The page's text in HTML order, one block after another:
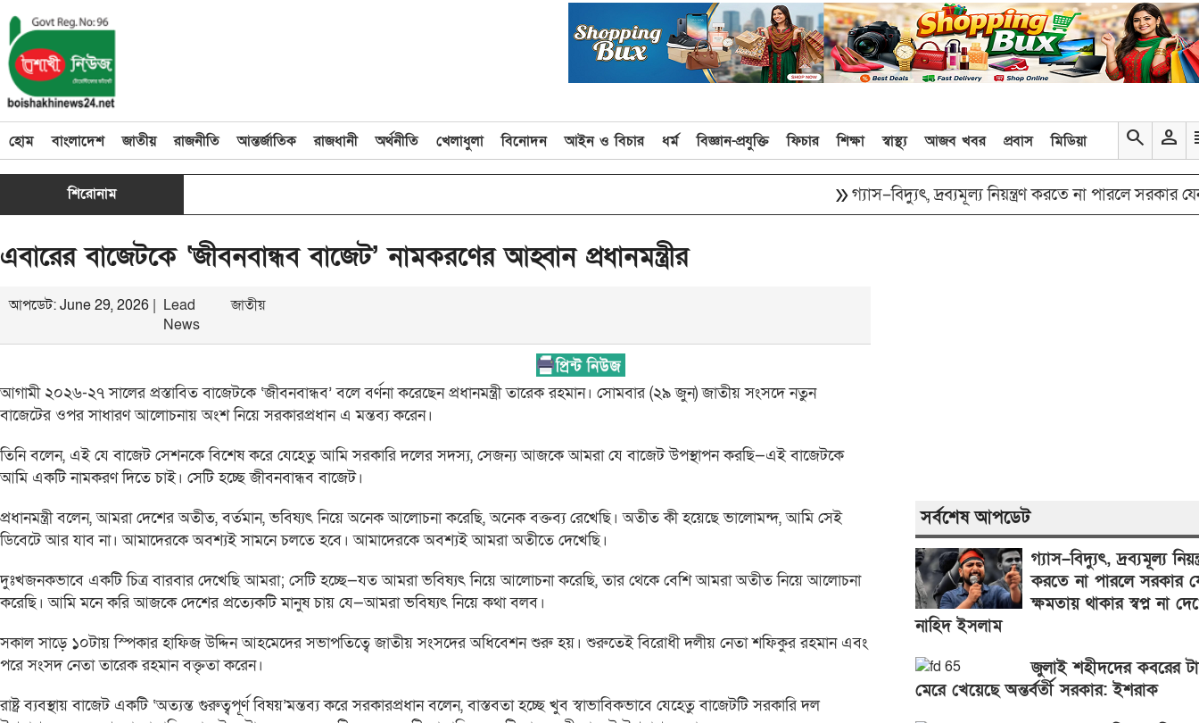
হোম বাংলাদেশ জাতীয় রাজনীতি আন্তর্জাতিক রাজধানী অর্থনীতি খেলাধুলা বিনোদন আইন ও বিচার ধর্ম বিজ্ঞান-প্রযুক্তি ফিচার শিক্ষা স্বাস্থ্য আজব খবর প্রবাস মিডিয়া search person
শিরোনাম গ্যাস–বিদ্যুৎ, দ্রব্যমূল্য নিয়ন্ত্রণ করতে না পারলে সরকার যেন
এবারের বাজেটকে ‘জীবনবান্ধব বাজেট’ নামকরণের আহ্বান প্রধানমন্ত্রীর
আপডেট: June 29, 2026 | Lead
News
জাতীয়
আগামী ২০২৬-২৭ সালের প্রস্তাবিত বাজেটকে ‘জীবনবান্ধব’ বলে বর্ণনা করেছেন প্রধানমন্ত্রী তারেক রহমান। সোমবার (২৯ জুন) জাতীয় সংসদে নতুন
বাজেটের ওপর সাধারণ আলোচনায় অংশ নিয়ে সরকারপ্রধান এ মন্তব্য করেন।
তিনি বলেন, এই যে বাজেট সেশনকে বিশেষ করে যেহেতু আমি সরকারি দলের সদস্য, সেজন্য আজকে আমরা যে বাজেট উপস্থাপন করছি—এই বাজেটকে
আমি একটি নামকরণ দিতে চাই। সেটি হচ্ছে জীবনবান্ধব বাজেট।
প্রধানমন্ত্রী বলেন, আমরা দেশের অতীত, বর্তমান, ভবিষ্যৎ নিয়ে অনেক আলোচনা করেছি, অনেক বক্তব্য রেখেছি। অতীত কী হয়েছে ভালোমন্দ, আমি সেই
ডিবেটে আর যাব না। আমাদেরকে অবশ্যই সামনে চলতে হবে। আমাদেরকে অবশ্যই আমরা অতীতে দেখেছি।
দুঃখজনকভাবে একটি চিত্র বারবার দেখেছি আমরা; সেটি হচ্ছে—যত আমরা ভবিষ্যৎ নিয়ে আলোচনা করেছি, তার থেকে বেশি আমরা অতীত নিয়ে আলোচনা
করেছি। আমি মনে করি আজকে দেশের প্রত্যেকটি মানুষ চায় যে—আমরা ভবিষ্যৎ নিয়ে কথা বলব।
সকাল সাড়ে ১০টায় স্পিকার হাফিজ উদ্দিন আহমেদের সভাপতিত্বে জাতীয় সংসদের অধিবেশন শুরু হয়। শুরুতেই বিরোধী দলীয় নেতা শফিকুর রহমান এবং
পরে সংসদ নেতা তারেক রহমান বক্তৃতা করেন।
রাষ্ট্র ব্যবস্থায় বাজেট একটি ‘অত্যন্ত গুরুত্বপূর্ণ বিষয়’মন্তব্য করে সরকারপ্রধান বলেন, বাস্তবতা হচ্ছে খুব স্বাভাবিকভাবে যেহেতু বাজেটটি সরকারি দল
সর্বশেষ আপডেট
গ্যাস–বিদ্যুৎ, দ্রব্যমূল্য
করতে না পারলে সরকার
ক্ষমতায় থাকার স্বপ্ন না
নাহিদ ইসলাম
জুলাই শহীদদের কবরের
মেরে খেয়েছে অন্তর্বর্তী সরকার: ইশরাক